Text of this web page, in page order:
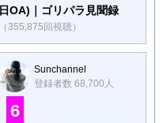
日OA)｜ゴリパラ見聞録
（355,875回視聴）
Sunchannel
登録者数 68,700人
6